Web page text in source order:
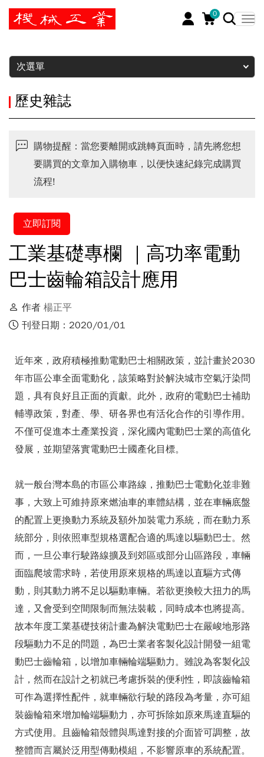
0
暫停
次選單
歷史雜誌
購物提醒：當您要離開或跳轉頁面時，請先將您想
要購買的文章加入購物車，以便快速紀錄完成購買
流程!
立即訂閱
工業基礎專欄 ｜高功率電動
巴士齒輪箱設計應用
作者 楊正平
刊登日期：2020/01/01
近年來，政府積極推動電動巴士相關政策，並計畫於2030
年市區公車全面電動化，該策略對於解決城市空氣汙染問
題，具有良好且正面的貢獻。此外，政府的電動巴士補助
輔導政策，對產、學、研各界也有活化合作的引導作用。
不僅可促進本土產業投資，深化國內電動巴士業的高值化
發展，並期望落實電動巴士國產化目標。
就一般台灣本島的市區公車路線，推動巴士電動化並非難
事，大致上可維持原來燃油車的車體結構，並在車輛底盤
的配置上更換動力系統及額外加裝電力系統，而在動力系
統部分，則依照車型規格選配合適的馬達以驅動巴士。然
而，一旦公車行駛路線擴及到郊區或部分山區路段，車輛
面臨爬坡需求時，若使用原來規格的馬達以直驅方式傳
動，則其動力將不足以驅動車輛。若欲更換較大扭力的馬
達，又會受到空間限制而無法裝載，同時成本也將提高。
故本年度工業基礎技術計畫為解決電動巴士在嚴峻地形路
段驅動力不足的問題，為巴士業者客製化設計開發一組電
動巴士齒輪箱，以增加車輛輪端驅動力。雖說為客製化設
計，然而在設計之初就已考慮拆裝的便利性，即該齒輪箱
可作為選擇性配件，就車輛欲行駛的路段為考量，亦可組
裝齒輪箱來增加輪端驅動力，亦可拆除如原來馬達直驅的
方式使用。且齒輪箱殼體與馬達對接的介面皆可調整，故
整體而言屬於泛用型傳動模組，不影響原車的系統配置。